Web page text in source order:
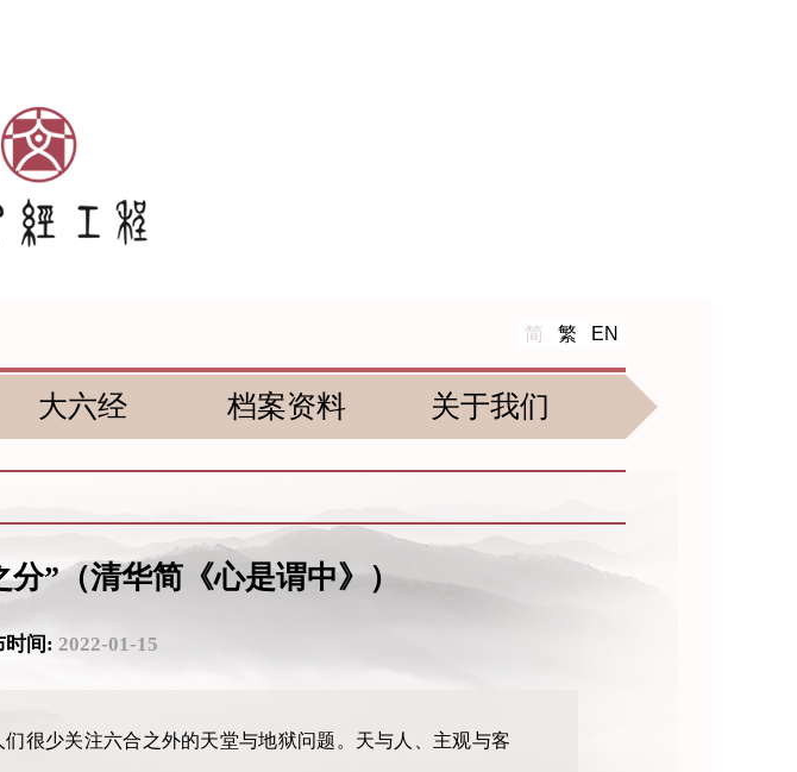
简 繁 EN
大六经 档案资料 关于我们
”（清华简《心是谓中》）
间: 2022-01-15
很少关注六合之外的天堂与地狱问题。天与人、主观与客